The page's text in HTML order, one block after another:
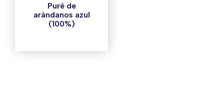
Puré de
arándanos azul
(100%)